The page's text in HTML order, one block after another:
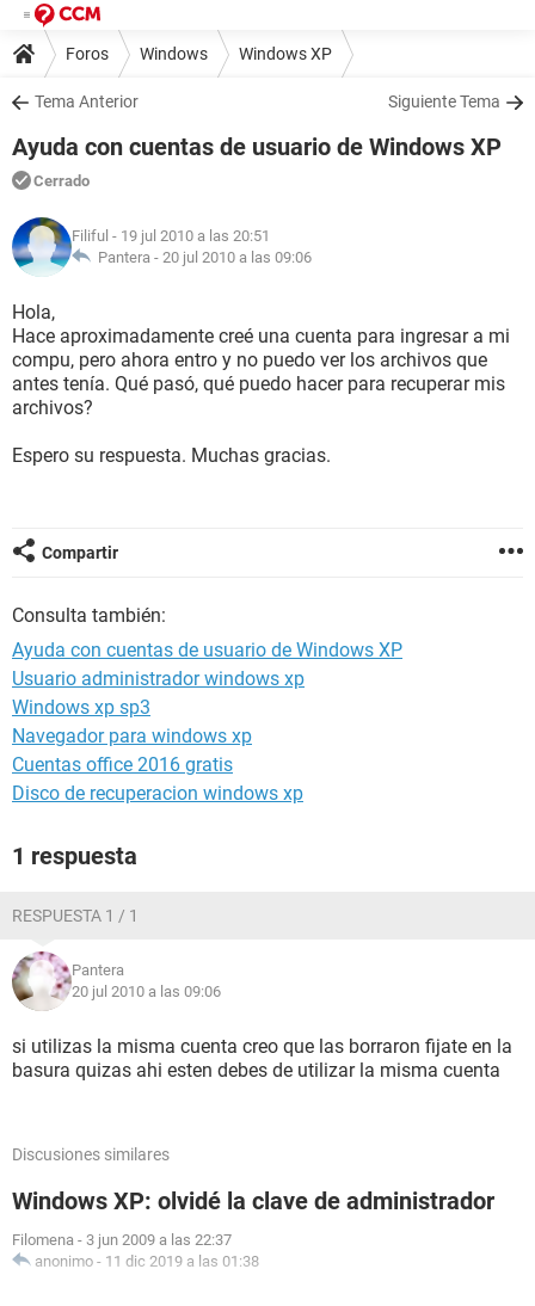
Foros Windows Windows XP
Tema Anterior Siguiente Tema
Ayuda con cuentas de usuario de Windows XP
Cerrado
Filiful - 19 jul 2010 a las 20:51
Pantera - 20 jul 2010 a las 09:06
Hola,
Hace aproximadamente creé una cuenta para ingresar a mi
compu, pero ahora entro y no puedo ver los archivos que
antes tenía. Qué pasó, qué puedo hacer para recuperar mis
archivos?
Espero su respuesta. Muchas gracias.
Compartir
Consulta también:
Ayuda con cuentas de usuario de Windows XP
Usuario administrador windows xp
Windows xp sp3
Navegador para windows xp
Cuentas office 2016 gratis
Disco de recuperacion windows xp
1 respuesta
RESPUESTA 1 / 1
Pantera
20 jul 2010 a las 09:06
si utilizas la misma cuenta creo que las borraron fijate en la
basura quizas ahi esten debes de utilizar la misma cuenta
Discusiones similares
Windows XP: olvidé la clave de administrador
Filomena - 3 jun 2009 a las 22:37
anonimo - 11 dic 2019 a las 01:38